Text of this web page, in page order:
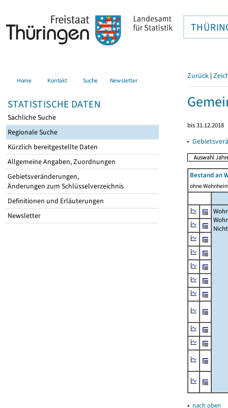
Home Kontakt Suche Newsletter
STATISTISCHE DATEN
Sachliche Suche
Regionale Suche
Kürzlich bereitgestellte Daten
Allgemeine Angaben, Zuordnungen
Gebietsveränderungen,
Änderungen zum Schlüsselverzeichnis
Definitionen und Erläuterungen
Newsletter
Zurück |
bis 31.12.2018
▸
Bestand an
ohne
▴ nach oben